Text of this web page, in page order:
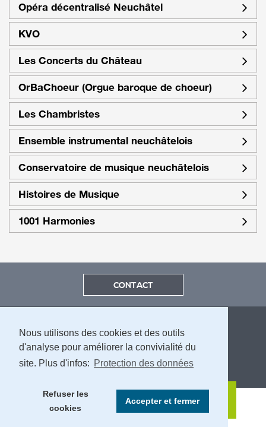
Nous utilisons des cookies et des outils
d'analyse pour améliorer la convivialité du
site. Plus d'infos: Protection des données
Refuser les
cookies
Accepter et fermer
Opéra décentralisé Neuchâtel
KVO
Les Concerts du Château
OrBaChoeur (Orgue baroque de choeur)
Les Chambristes
Ensemble instrumental neuchâtelois
Conservatoire de musique neuchâtelois
Histoires de Musique
1001 Harmonies
CONTACT